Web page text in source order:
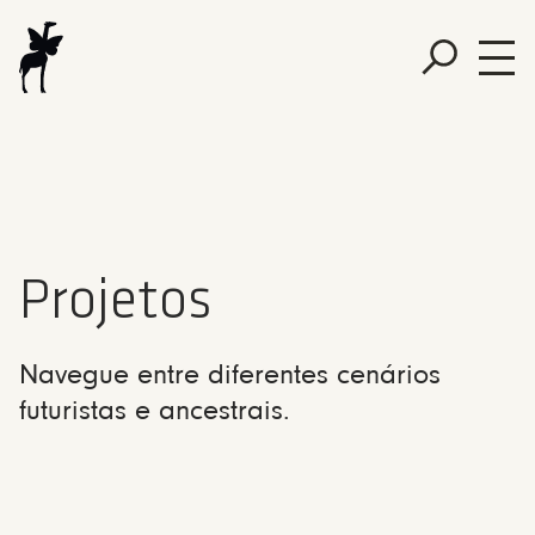
Projetos
Navegue entre diferentes cenários
futuristas e ancestrais.